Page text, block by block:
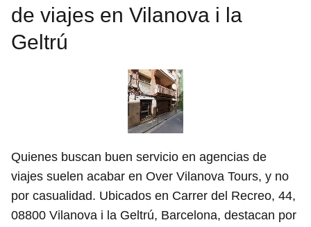
de viajes en Vilanova i la
Geltrú
Quienes buscan buen servicio en agencias de
viajes suelen acabar en Over Vilanova Tours, y no
por casualidad. Ubicados en Carrer del Recreo, 44,
08800 Vilanova i la Geltrú, Barcelona, destacan por